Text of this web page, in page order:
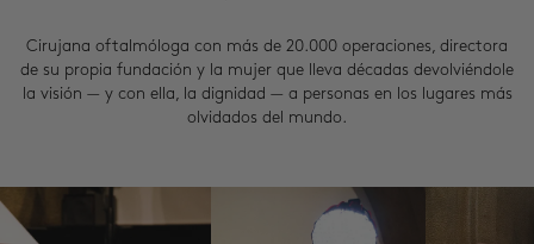
Cirujana oftalmóloga con más de 20.000 operaciones, directora
de su propia fundación y la mujer que lleva décadas devolviéndole
la visión — y con ella, la dignidad — a personas en los lugares más
olvidados del mundo.